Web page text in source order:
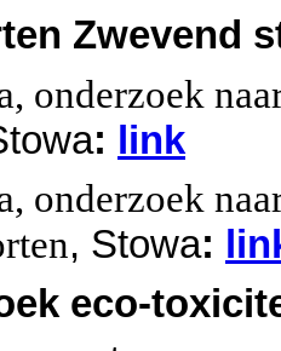
Zwevend
onderzoek
: link
onderzoek
, Stowa:
eco-